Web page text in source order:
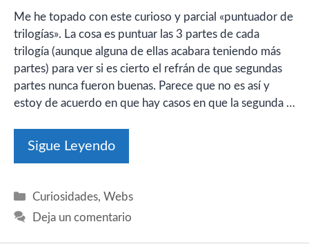
Me he topado con este curioso y parcial «puntuador de
trilogías». La cosa es puntuar las 3 partes de cada
trilogía (aunque alguna de ellas acabara teniendo más
partes) para ver si es cierto el refrán de que segundas
partes nunca fueron buenas. Parece que no es así y
estoy de acuerdo en que hay casos en que la segunda …
Sigue Leyendo
Categorías
Curiosidades,Webs
Deja un comentario